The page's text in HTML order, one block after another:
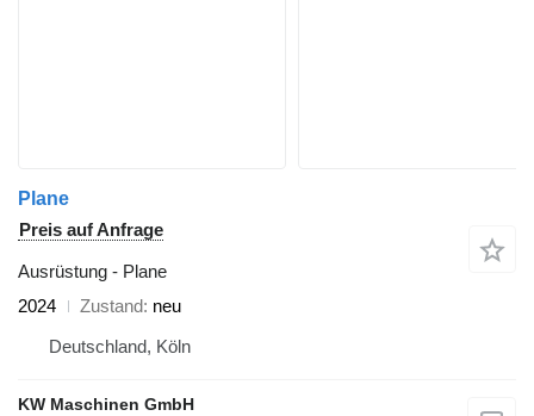
Plane
Preis auf Anfrage
Ausrüstung - Plane
2024
Zustand neu
Deutschland, Köln
KW Maschinen GmbH